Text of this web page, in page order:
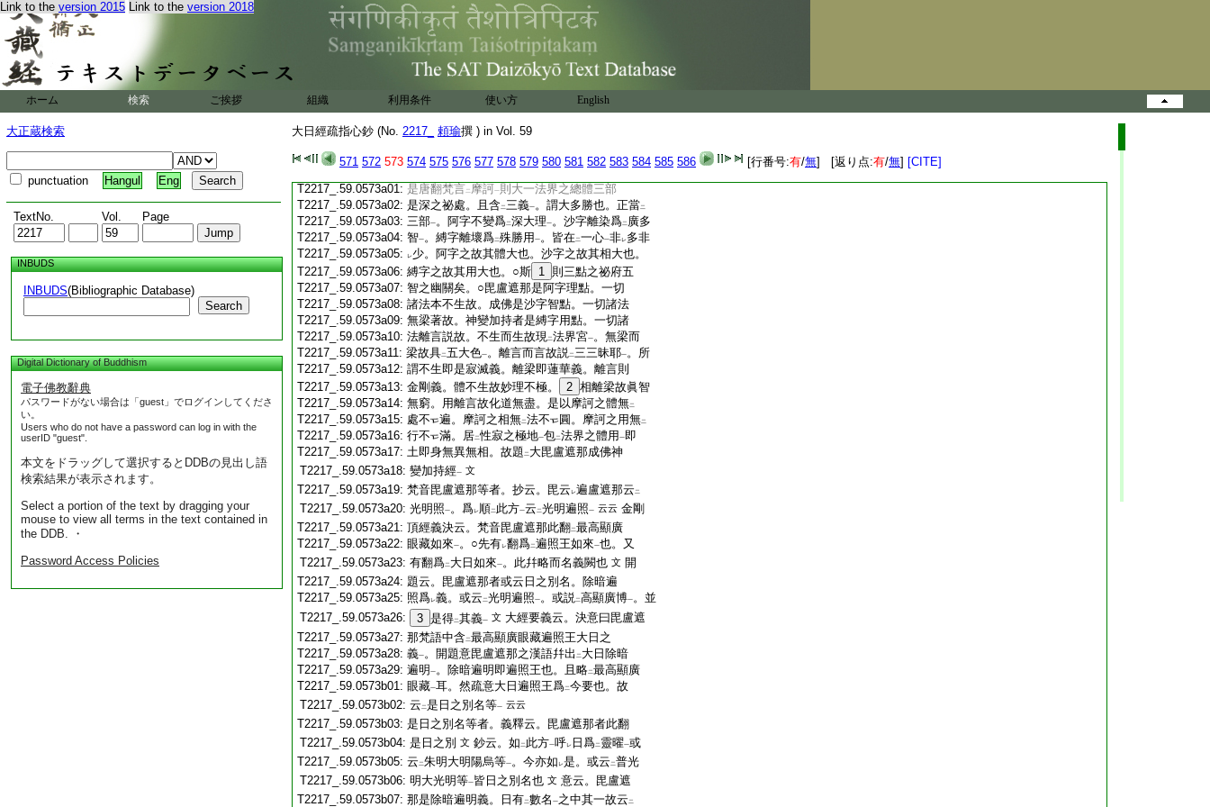
Link to the version 2015 Link to the version 2018
ホーム 検索 ご挨拶 組織 利用条件 使い方 English
大正蔵検索
punctuation Hangul Eng
TextNo. Vol. Page
INBUDS
INBUDS(Bibliographic Database)
Search
Digital Dictionary of Buddhism
電子佛教辭典
パスワードがない場合は「guest」でログインしてくださ
い。
Users who do not have a password can log in with the
userID "guest".
本文をドラッグして選択するとDDBの見出し語
検索結果が表示されます。
Select a portion of the text by dragging your
mouse to view all terms in the text contained in
the DDB. ・
Password Access Policies
大日經疏指心鈔 (No. 2217_ 頼瑜撰 ) in Vol. 59
571 572 573 574 575 576 577 578 579 580 581 582 583 584 585 586 [行番号:有/無] [返り点:有/無] [CITE]
T2217_.59.0572c20:喩也。成佛人也。神變法也。餘通 レ 三歟。密嚴
T2217_.59.0572c21: 院抄云。四種法身 諸法有 重重義
T2217_.59.0572c22:則自利。竪則利他。自性身能加持自利之位。
餘三身是所加持利他之身也。又互相望有二
T2217_.59.0572c25: 義也 私云。四身平等故各各有 横義
T2217_.59.0572c26:淺深故各各有二 竪義 一 。又四身互説
T2217_.59.0572c27:樂 故互有能所加持自他利義
T2217_.59.0572c28: 金薩等付法相承又自性受用等次第歟。又
T2217_.59.0573a01: 是唐翻梵言二 摩訶一則大一法界之總體三部
T2217_.59.0573a02: 是深之祕處。且含二三義一。謂大多勝也。正當二
T2217_.59.0573a03: 三部一。阿字不變爲二深大理一。沙字離染爲二 廣多
T2217_.59.0573a04: 智一。縛字離壞爲二殊勝用 一。皆在二一心一非レ多非
T2217_.59.0573a05:
レ少。阿字之故其體大也。沙字之故其相大也。
T2217_.59.0573a06: 縛字之故其用大也。○斯 1 則三點之祕府五
T2217_.59.0573a07: 智之幽關矣。○毘盧遮那是阿字理點。一切
T2217_.59.0573a08: 諸法本不生故。成佛是沙字智點。一切諸法
T2217_.59.0573a09: 無梁著故。神變加持者是縛字用點。一切諸
T2217_.59.0573a10: 法離言説故。不生而生故現二法界宮一。無梁而
T2217_.59.0573a11: 梁故具二五大色一。離言而言故説二三三昧耶一。所
T2217_.59.0573a12: 謂不生即是寂滅義。離梁即蓮華義。離言則
T2217_.59.0573a13: 金剛義。體不生故妙理不極。 2 相離梁故眞智
T2217_.59.0573a14: 無窮。用離言故化道無盡。是以摩訶之體無二
T2217_.59.0573a15: 處不 遍。摩訶之相無二法不 圓。摩訶之用無二
T2217_.59.0573a16: 行不 滿。居二性寂之極地一包二法界之體用 一即
T2217_.59.0573a17: 土即身無異無相。故題 二 大毘盧遮那成佛神
T2217_.59.0573a18: 變加持經一 文
T2217_.59.0573a19: 梵音毘盧遮那等者。抄云。毘云 レ遍盧遮那云 二
T2217_.59.0573a20: 光明照一。爲レ順二 此方一云 二光明遍照一 云云 金剛
T2217_.59.0573a21: 頂經義決云。梵音毘盧遮那此翻二最高顯廣
T2217_.59.0573a22: 眼藏如來一。○先有レ翻爲二遍照王如來一也。又
T2217_.59.0573a23: 有翻爲二 大日如來一。此幷略而名義闕也 文 開
T2217_.59.0573a24: 題云。毘盧遮那者或云日之別名。除暗遍
T2217_.59.0573a25: 照爲レ義。或云 二光明遍照一。或説二高顯廣博一。並
T2217_.59.0573a26:
3 是得二其義一 文 大經要義云。決意曰毘盧遮
T2217_.59.0573a27: 那梵語中含二最高顯廣眼藏遍照王大日之
T2217_.59.0573a28: 義一。開題意毘盧遮那之漢語幷出 二 大日除暗
T2217_.59.0573a29: 遍明 一。除暗遍明即遍照王也。且略二最高顯廣
T2217_.59.0573b01: 眼藏一耳。然疏意大日遍照王爲二今要也。故
T2217_.59.0573b02: 云 二是日之別名等一 云云
T2217_.59.0573b03: 是日之別名等者。義釋云。毘盧遮那者此翻
T2217_.59.0573b04: 是日之別 文 鈔云。如 二 此方一呼レ 日爲二 靈曜一或
T2217_.59.0573b05: 云 二朱明大明陽烏等一。今亦如 レ是。或云 二普光
T2217_.59.0573b06: 明大光明等一皆日之別名也 文 意云。毘盧遮
T2217_.59.0573b07: 那是除暗遍明義。日有二數名 一之中其一故云 二